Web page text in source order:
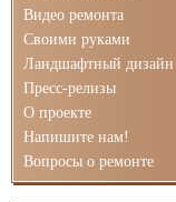
Видео ремонта
Своими руками
Ландшафтный дизайн
Пресс-релизы
О проекте
Напишите нам!
Вопросы о ремонте